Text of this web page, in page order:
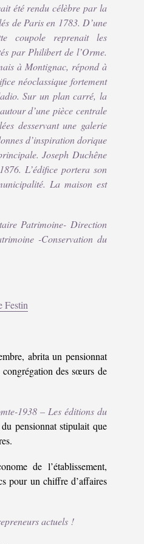
été rendu célèbre par la
de Paris en 1783. D’une
coupole reprenait les
par Philibert de l’Orme.
à Montignac, répond à
néoclassique fortement
Sur un plan carré, la
d’une pièce centrale
desservant une galerie
d’inspiration dorique
Joseph Duchêne
L’édifice portera son
La maison est
Patrimoine- Direction
-Conservation du
Festin
abrita un pensionnat
des sœurs de
1938 – Les éditions du
pensionnat stipulait que
de l’établissement,
pour un chiffre d’affaires
actuels !